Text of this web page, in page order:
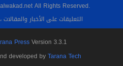
All Rights Reserved.
التعليقات على الأخبار والمقالات
PressVersion 3.3.1
developed byTarana Tech